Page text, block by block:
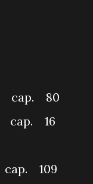
80
16
109